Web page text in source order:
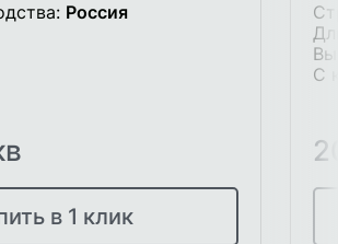
Россия
в 1 клик
С